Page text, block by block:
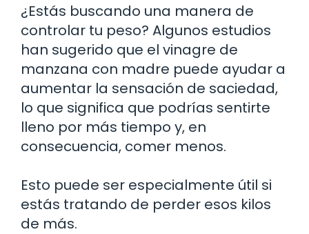
¿Estás buscando una manera de
controlar tu peso? Algunos estudios
han sugerido que el vinagre de
manzana con madre puede ayudar a
aumentar la sensación de saciedad,
lo que significa que podrías sentirte
lleno por más tiempo y, en
consecuencia, comer menos.
Esto puede ser especialmente útil si
estás tratando de perder esos kilos
de más.